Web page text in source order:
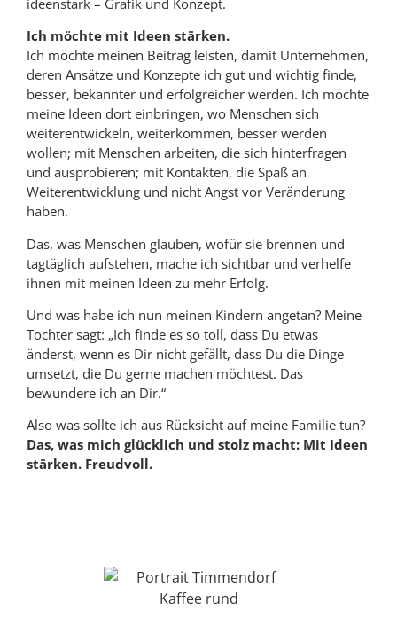
Ich möchte mit Ideen stärken.
Ich möchte meinen Beitrag leisten, damit Unternehmen,
deren Ansätze und Konzepte ich gut und wichtig finde,
besser, bekannter und erfolgreicher werden. Ich möchte
meine Ideen dort einbringen, wo Menschen sich
weiterentwickeln, weiterkommen, besser werden
wollen; mit Menschen arbeiten, die sich hinterfragen
und ausprobieren; mit Kontakten, die Spaß an
Weiterentwicklung und nicht Angst vor Veränderung
haben.
Das, was Menschen glauben, wofür sie brennen und
tagtäglich aufstehen, mache ich sichtbar und verhelfe
ihnen mit meinen Ideen zu mehr Erfolg.
Und was habe ich nun meinen Kindern angetan? Meine
Tochter sagt: „Ich finde es so toll, dass Du etwas
änderst, wenn es Dir nicht gefällt, dass Du die Dinge
umsetzt, die Du gerne machen möchtest. Das
bewundere ich an Dir.“
Also was sollte ich aus Rücksicht auf meine Familie tun?
Das, was mich glücklich und stolz macht: Mit Ideen
stärken. Freudvoll.